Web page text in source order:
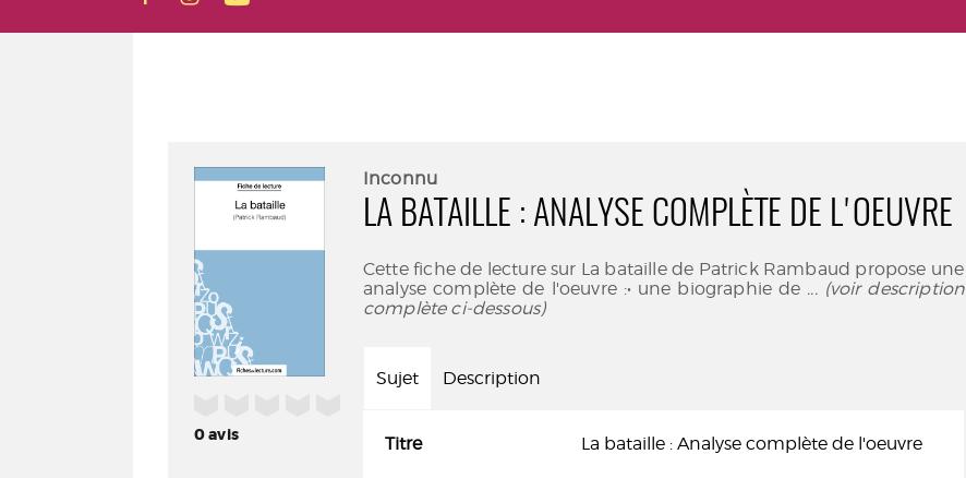
0avis
Inconnu
LA BATAILLE : ANALYSE COMPLÈTE DE L'OEUVRE
Cette fiche de lecture sur La bataille de Patrick Rambaud propose une
analyse complète de l'oeuvre :• une biographie de ... (voir description
complète ci-dessous)
Sujet Description
Titre La bataille : Analyse complète de l'oeuvre